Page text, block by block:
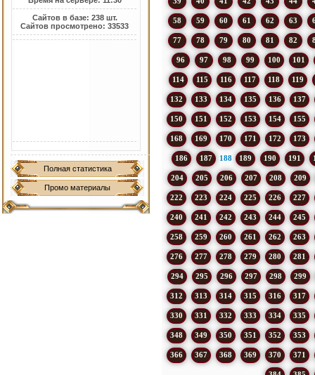
Сайтов в базе: 238 шт.
Сайтов просмотрено: 33533
Полная статистика
Промо материалы
58 59 60 61 62 63
77 78 79 80 81 82
96 97 98 99 100 101
114 115 116 117 118 119
132 133 134 135 136 137
150 151 152 153 154 155
168 169 170 171 172 173
186 187 188 189 190 191
204 205 206 207 208 209
222 223 224 225 226 227
240 241 242 243 244 245
258 259 260 261 262 263
276 277 278 279 280 281
294 295 296 297 298 299
312 313 314 315 316 317
330 331 332 333 334 335
348 349 350 351 352 353
366 367 368 369 370 371